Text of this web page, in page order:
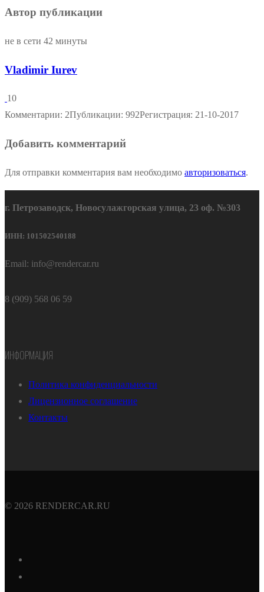
Автор публикации
не в сети 42 минуты
Vladimir Iurev
10
Комментарии: 2Публикации: 992Регистрация: 21-10-2017
Добавить комментарий
Для отправки комментария вам необходимо авторизоваться.
г. Петрозаводск, Новосулажгорская улица, 23 оф. №303
ИНН: 101502540188
Email: info@rendercar.ru
8 (909) 568 06 59
ИНФОРМАЦИЯ
Политика конфиденциальности
Лицензионное соглашение
Контакты
© 2026 RENDERCAR.RU